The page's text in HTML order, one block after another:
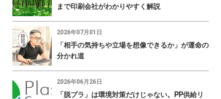
まで印刷会社がわかりやすく解説
2026年07月01日
「相手の気持ちや立場を想像できるか」が運命の
分かれ道
2026年06月26日
「脱プラ」は環境対策だけじゃない。PP供給リ